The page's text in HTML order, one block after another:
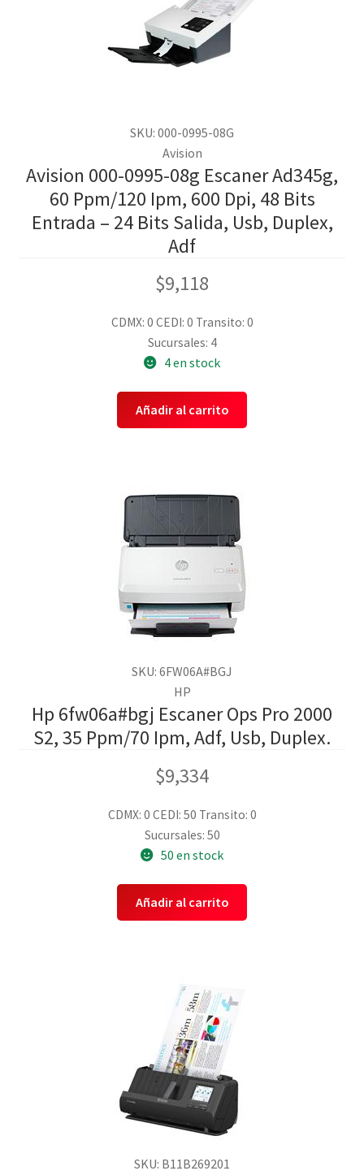
SKU: 000-0995-08G
Avision
Avision 000-0995-08g Escaner Ad345g,
60 Ppm/120 Ipm, 600 Dpi, 48 Bits
Entrada – 24 Bits Salida, Usb, Duplex,
Adf
$9,118
CDMX: 0 CEDI: 0 Transito: 0
Sucursales: 4
4 en stock
Añadir al carrito
SKU: 6FW06A#BGJ
HP
Hp 6fw06a#bgj Escaner Ops Pro 2000
S2, 35 Ppm/70 Ipm, Adf, Usb, Duplex.
$9,334
CDMX: 0 CEDI: 50 Transito: 0
Sucursales: 50
50 en stock
Añadir al carrito
SKU: B11B269201